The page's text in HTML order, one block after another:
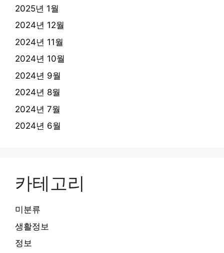
2025년 1월
2024년 12월
2024년 11월
2024년 10월
2024년 9월
2024년 8월
2024년 7월
2024년 6월
카테고리
미분류
생활정보
정보